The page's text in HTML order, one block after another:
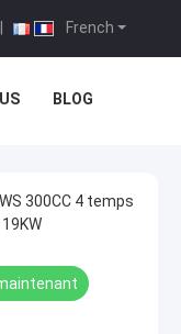
French
BLOG
300CC 4 temps